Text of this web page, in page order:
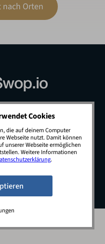
Orten
rights reserved.
Kontakt
Datenschutz
Cookies
die auf deinem Computer
Webseite nutzt. Damit können
unserer Webseite ermöglichen
Weitere Informationen
.